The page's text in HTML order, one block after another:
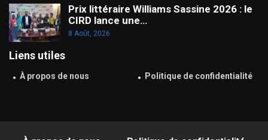
Prix littéraire Williams Sassine 2026 : le
CIRD lance une…
8 Août, 2026
Liens utiles
À propos de nous Politique de confidentialité